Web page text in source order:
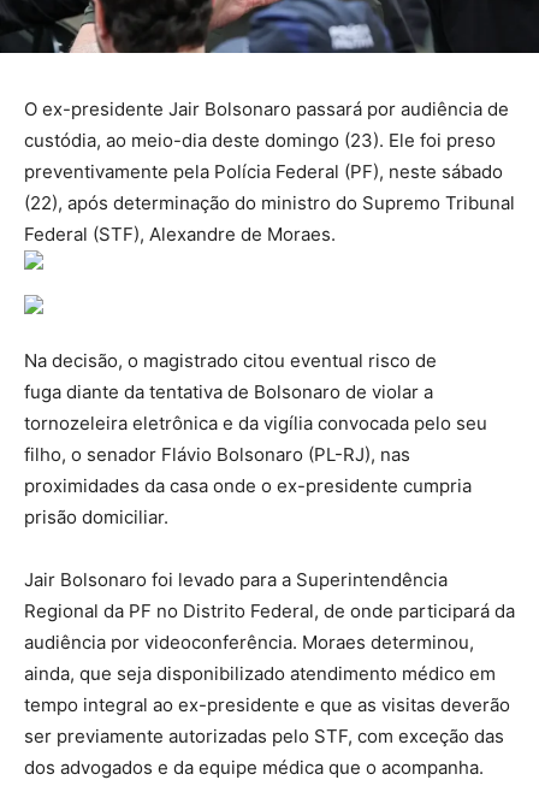
O ex-presidente Jair Bolsonaro passará por audiência de
custódia, ao meio-dia deste domingo (23). Ele foi preso
preventivamente pela Polícia Federal (PF), neste sábado
(22), após determinação do ministro do Supremo Tribunal
Federal (STF), Alexandre de Moraes.
Na decisão, o magistrado citou eventual risco de
fuga diante da tentativa de Bolsonaro de violar a
tornozeleira eletrônica e da vigília convocada pelo seu
filho, o senador Flávio Bolsonaro (PL-RJ), nas
proximidades da casa onde o ex-presidente cumpria
prisão domiciliar.
Jair Bolsonaro foi levado para a Superintendência
Regional da PF no Distrito Federal, de onde participará da
audiência por videoconferência. Moraes determinou,
ainda, que seja disponibilizado atendimento médico em
tempo integral ao ex-presidente e que as visitas deverão
ser previamente autorizadas pelo STF, com exceção das
dos advogados e da equipe médica que o acompanha.